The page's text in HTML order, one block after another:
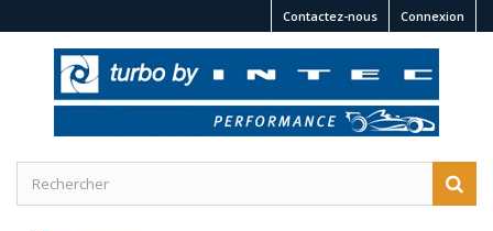
Connexion
Contactez-nous